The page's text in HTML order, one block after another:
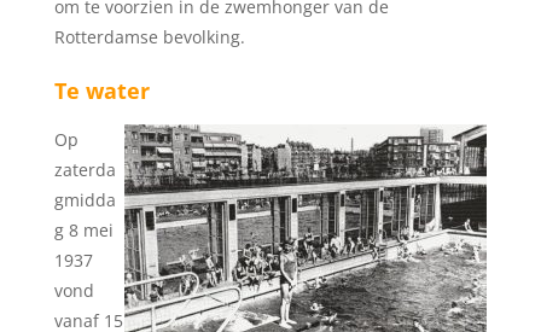
om te voorzien in de zwemhonger van de
Rotterdamse bevolking.
Te water
Op
zaterda
gmidda
g 8 mei
1937
vond
vanaf 15